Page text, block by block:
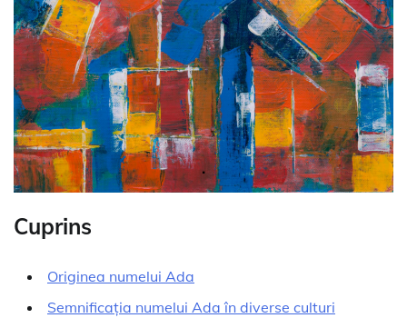
Cuprins
Originea numelui Ada
Semnificația numelui Ada în diverse culturi